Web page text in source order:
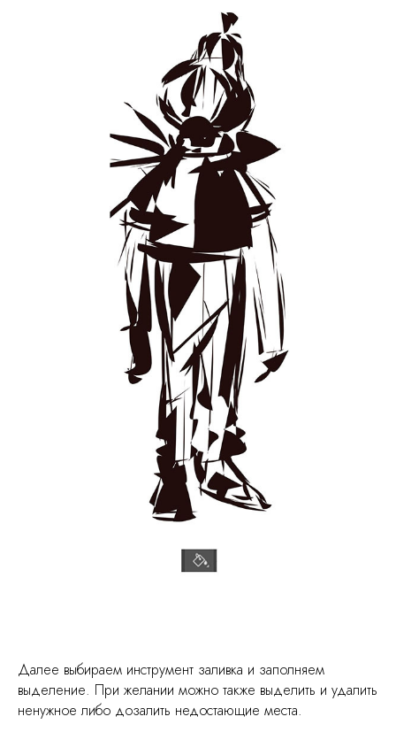
Далее выбираем инструмент заливка и заполняем
выделение. При желании можно также выделить и удалить
ненужное либо дозалить недостающие места.